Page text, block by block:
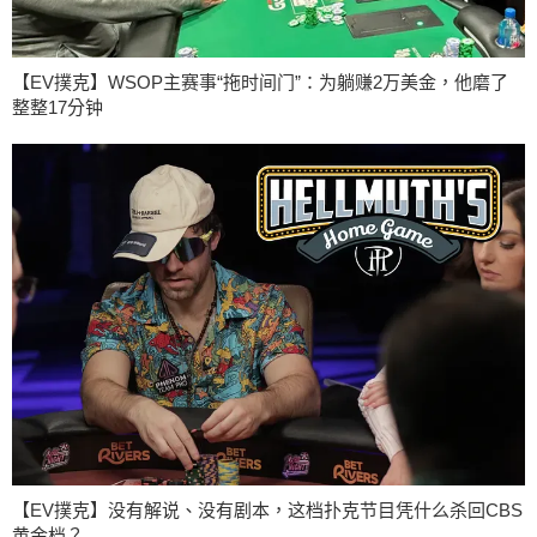
【EV撲克】WSOP主赛事“拖时间门”：为躺赚2万美金，他磨了
整整17分钟
【EV撲克】没有解说、没有剧本，这档扑克节目凭什么杀回CBS